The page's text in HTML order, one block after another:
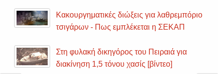
Κακουργηματικές διώξεις για λαθρεμπόριο
τσιγάρων - Πως εμπλέκεται η ΣΕΚΑΠ
Στη φυλακή δικηγόρος του Πειραιά για
διακίνηση 1,5 τόνου χασίς [βίντεο]